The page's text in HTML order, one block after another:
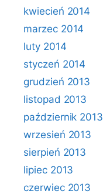
kwiecień 2014
marzec 2014
luty 2014
styczeń 2014
grudzień 2013
listopad 2013
październik 2013
wrzesień 2013
sierpień 2013
lipiec 2013
czerwiec 2013